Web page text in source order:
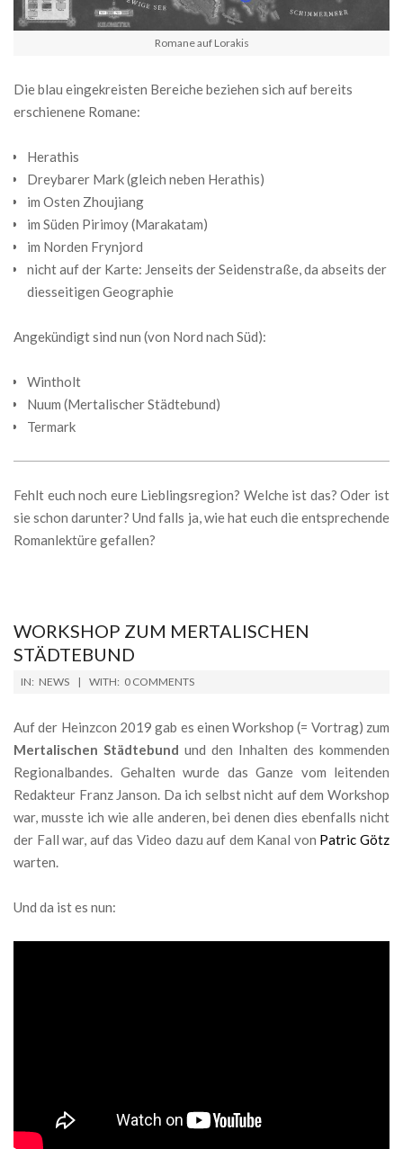
Romane auf Lorakis
Die blau eingekreisten Bereiche beziehen sich auf bereits
erschienene Romane:
Herathis
Dreybarer Mark (gleich neben Herathis)
im Osten Zhoujiang
im Süden Pirimoy (Marakatam)
im Norden Frynjord
nicht auf der Karte: Jenseits der Seidenstraße, da abseits der
diesseitigen Geographie
Angekündigt sind nun (von Nord nach Süd):
Wintholt
Nuum (Mertalischer Städtebund)
Termark
Fehlt euch noch eure Lieblingsregion? Welche ist das? Oder ist
sie schon darunter? Und falls ja, wie hat euch die entsprechende
Romanlektüre gefallen?
WORKSHOP ZUM MERTALISCHEN
STÄDTEBUND
2019-
17
IN: NEWS WITH: 0 COMMENTS
Auf der Heinzcon 2019 gab es einen Workshop (= Vortrag) zum
Mertalischen Städtebund und den Inhalten des kommenden
Regionalbandes. Gehalten wurde das Ganze vom leitenden
Redakteur Franz Janson. Da ich selbst nicht auf dem Workshop
war, musste ich wie alle anderen, bei denen dies ebenfalls nicht
der Fall war, auf das Video dazu auf dem Kanal von Patric Götz
warten.
Und da ist es nun: